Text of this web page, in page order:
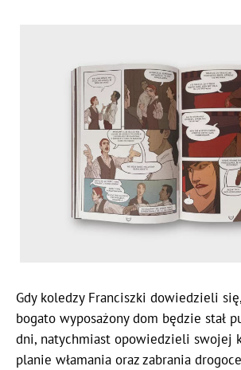
Gdy koledzy Franciszki dowiedzieli
bogato wyposażony dom będzie stał
dni, natychmiast opowiedzieli swojej
planie włamania oraz zabrania